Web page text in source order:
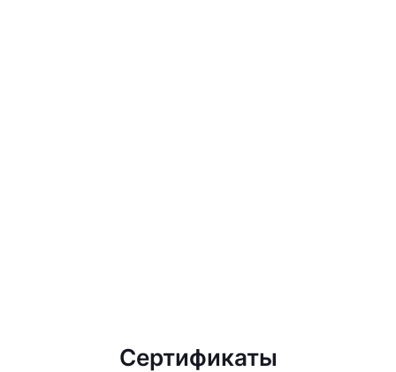
Сертификаты